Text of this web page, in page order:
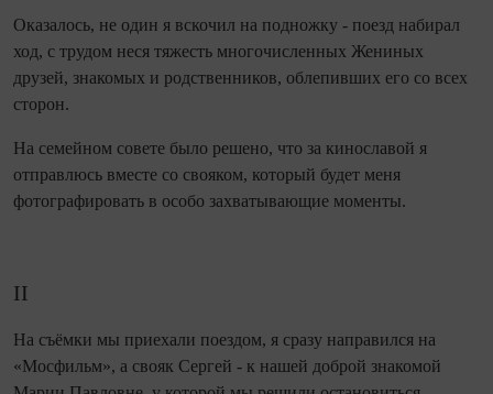
Оказалось, не один я вскочил на подножку - поезд набирал
ход, с трудом неся тяжесть многочисленных Жениных
друзей, знакомых и родственников, облепивших его со всех
сторон.
На семейном совете было решено, что за кино­славой я
отправлюсь вместе со свояком, который будет меня
фотографировать в особо захватывающие моменты.
II
На съёмки мы приехали поездом, я сразу направился на
«Мосфильм», а свояк Сергей - к нашей доброй знакомой